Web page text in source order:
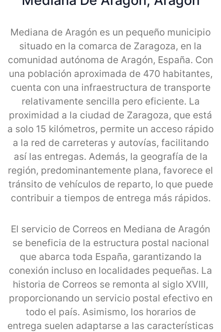
Mediana de Aragón es un pequeño municipio
situado en la comarca de Zaragoza, en la
comunidad autónoma de Aragón, España. Con
una población aproximada de 470 habitantes,
cuenta con una infraestructura de transporte
relativamente sencilla pero eficiente. La
proximidad a la ciudad de Zaragoza, que está
a solo 15 kilómetros, permite un acceso rápido
a la red de carreteras y autovías, facilitando
así las entregas. Además, la geografía de la
región, predominantemente plana, favorece el
tránsito de vehículos de reparto, lo que puede
contribuir a tiempos de entrega más rápidos.
El servicio de Correos en Mediana de Aragón
se beneficia de la estructura postal nacional
que abarca toda España, garantizando la
conexión incluso en localidades pequeñas. La
historia de Correos se remonta al siglo XVIII,
proporcionando un servicio postal efectivo en
todo el país. Asimismo, los horarios de
entrega suelen adaptarse a las características